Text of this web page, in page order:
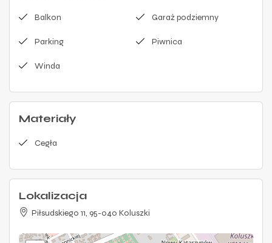
Balkon Garaż podziemny
Parking Piwnica
Winda
Materiały
Cegła
Lokalizacja
Piłsudskiego 11, 95-040 Koluszki